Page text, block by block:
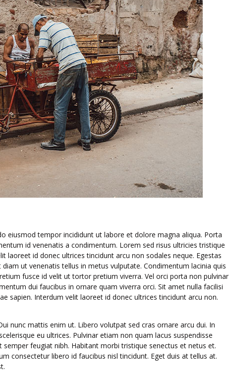
eiusmod tempor incididunt ut labore et dolore magna aliqua. Porta
id venenatis a condimentum. Lorem sed risus ultricies tristique
laoreet id donec ultrices tincidunt arcu non sodales neque. Egestas
ut venenatis tellus in metus vulputate. Condimentum lacinia quis
fusce id velit ut tortor pretium viverra. Vel orci porta non pulvinar
dui faucibus in ornare quam viverra orci. Sit amet nulla facilisi
sapien. Interdum velit laoreet id donec ultrices tincidunt arcu non.
nunc mattis enim ut. Libero volutpat sed cras ornare arcu dui. In
eu ultrices. Pulvinar etiam non quam lacus suspendisse
feugiat nibh. Habitant morbi tristique senectus et netus et.
consectetur libero id faucibus nisl tincidunt. Eget duis at tellus at.